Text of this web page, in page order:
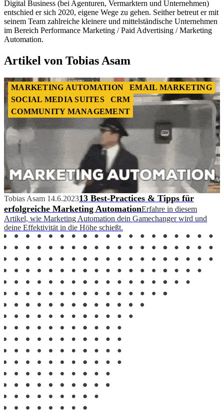
Digital Business (bei Agenturen, Vermarktern und Unternehmen)
entschied er sich 2020, eigene Wege zu gehen. Seither betreut er mit
seinem Team zahlreiche kleinere und mittelständische Unternehmen
im Bereich Performance Marketing / Paid Advertising / Marketing
Automation.
Artikel von Tobias Asam
MARKETING AUTOMATION
EMAIL MARKETING
SOCIAL MEDIA SUITES
CRM
COMMUNITY MANAGEMENT
Tobias Asam 14.6.202313 Best-Practices & Tipps für
erfolgreiche Marketing AutomationErfahre in diesem
Artikel, wie Marketing Automation dein Gamechanger wird und
deine Effektivität in die Höhe schießt.